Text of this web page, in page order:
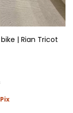
| Rian Tricot
Pix